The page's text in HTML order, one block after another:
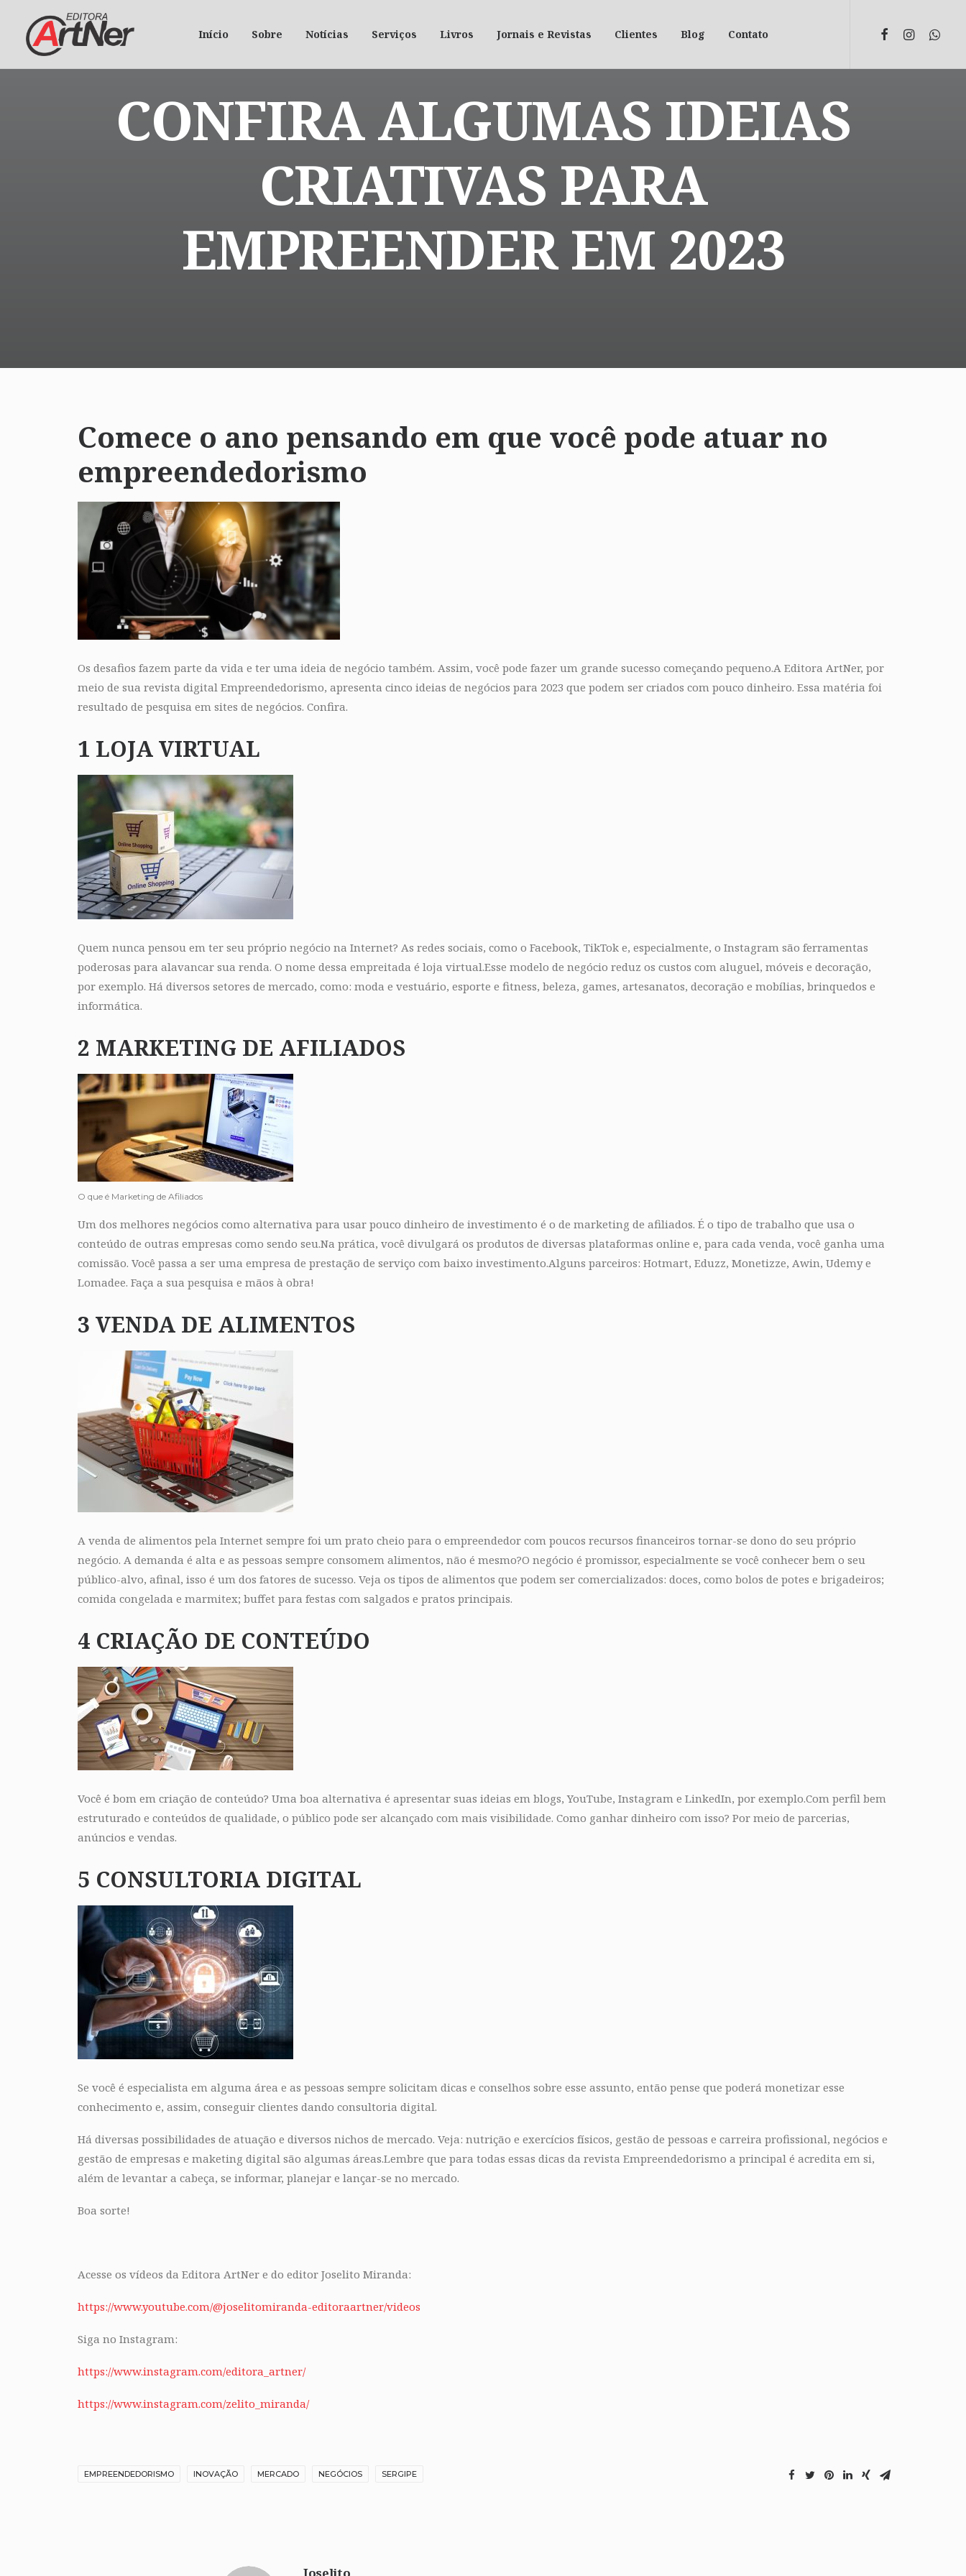
Início Sobre Notícias Serviços Livros Jornais e Revistas Clientes Blog Contato
CONFIRA ALGUMAS IDEIAS
CRIATIVAS PARA
EMPREENDER EM 2023
Comece o ano pensando em que você pode atuar no
empreendedorismo
Os desafios fazem parte da vida e ter uma ideia de negócio também. Assim, você pode fazer um grande sucesso começando pequeno.A Editora ArtNer, por
meio de sua revista digital Empreendedorismo, apresenta cinco ideias de negócios para 2023 que podem ser criados com pouco dinheiro. Essa matéria foi
resultado de pesquisa em sites de negócios. Confira.
1 LOJA VIRTUAL
Quem nunca pensou em ter seu próprio negócio na Internet? As redes sociais, como o Facebook, TikTok e, especialmente, o Instagram são ferramentas
poderosas para alavancar sua renda. O nome dessa empreitada é loja virtual.Esse modelo de negócio reduz os custos com aluguel, móveis e decoração,
por exemplo. Há diversos setores de mercado, como: moda e vestuário, esporte e fitness, beleza, games, artesanatos, decoração e mobílias, brinquedos e
informática.
2 MARKETING DE AFILIADOS
O que é Marketing de Afiliados
Um dos melhores negócios como alternativa para usar pouco dinheiro de investimento é o de marketing de afiliados. É o tipo de trabalho que usa o
conteúdo de outras empresas como sendo seu.Na prática, você divulgará os produtos de diversas plataformas online e, para cada venda, você ganha uma
comissão. Você passa a ser uma empresa de prestação de serviço com baixo investimento.Alguns parceiros: Hotmart, Eduzz, Monetizze, Awin, Udemy e
Lomadee. Faça a sua pesquisa e mãos à obra!
3 VENDA DE ALIMENTOS
A venda de alimentos pela Internet sempre foi um prato cheio para o empreendedor com poucos recursos financeiros tornar-se dono do seu próprio
negócio. A demanda é alta e as pessoas sempre consomem alimentos, não é mesmo?O negócio é promissor, especialmente se você conhecer bem o seu
público-alvo, afinal, isso é um dos fatores de sucesso. Veja os tipos de alimentos que podem ser comercializados: doces, como bolos de potes e brigadeiros;
comida congelada e marmitex; buffet para festas com salgados e pratos principais.
4 CRIAÇÃO DE CONTEÚDO
Você é bom em criação de conteúdo? Uma boa alternativa é apresentar suas ideias em blogs, YouTube, Instagram e LinkedIn, por exemplo.Com perfil bem
estruturado e conteúdos de qualidade, o público pode ser alcançado com mais visibilidade. Como ganhar dinheiro com isso? Por meio de parcerias,
anúncios e vendas.
5 CONSULTORIA DIGITAL
Se você é especialista em alguma área e as pessoas sempre solicitam dicas e conselhos sobre esse assunto, então pense que poderá monetizar esse
conhecimento e, assim, conseguir clientes dando consultoria digital.
Há diversas possibilidades de atuação e diversos nichos de mercado. Veja: nutrição e exercícios físicos, gestão de pessoas e carreira profissional, negócios e
gestão de empresas e maketing digital são algumas áreas.Lembre que para todas essas dicas da revista Empreendedorismo a principal é acredita em si,
além de levantar a cabeça, se informar, planejar e lançar-se no mercado.
Boa sorte!
Acesse os vídeos da Editora ArtNer e do editor Joselito Miranda:
https://www.youtube.com/@joselitomiranda-editoraartner/videos
Siga no Instagram:
https://www.instagram.com/editora_artner/
https://www.instagram.com/zelito_miranda/
EMPREENDEDORISMO INOVAÇÃO MERCADO NEGÓCIOS SERGIPE